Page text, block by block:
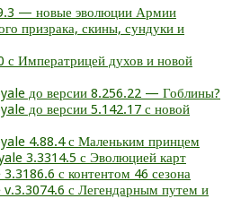
— новые эволюции Армии
призрака, скины, сундуки и
с Императрицей духов и новой
до версии 8.256.22 — Гоблины?
до версии 5.142.17 с новой
4.88.4 с Маленьким принцем
3.3314.5 с Эволюцией карт
с контентом 46 сезона
v.3.3074.6 с Легендарным путем и